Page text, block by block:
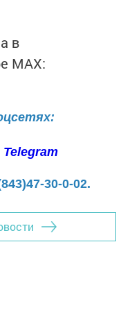
в
MАХ:
Telegram
30-0-02.